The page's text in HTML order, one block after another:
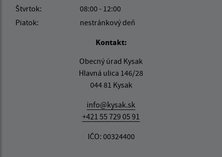
Štvrtok:
08:00 - 12:00
Piatok:
nestránkový deň
Kontakt:
Obecný úrad Kysak
Hlavná ulica 146/28
044 81 Kysak
info@kysak.sk
+421 55 729 05 91
IČO: 00324400